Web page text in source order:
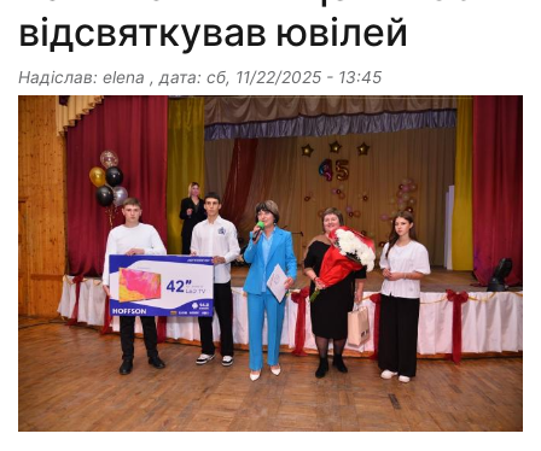
відсвяткував ювілей
Надіслав: elena , дата: сб, 11/22/2025 - 13:45